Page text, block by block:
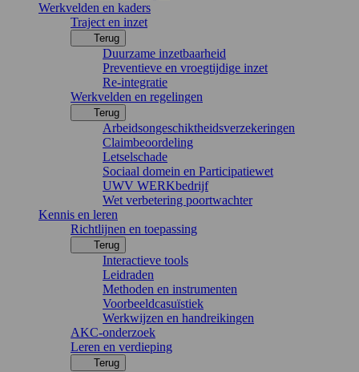
Werkvelden en kaders
Traject en inzet
Terug
Duurzame inzetbaarheid
Preventieve en vroegtijdige inzet
Re-integratie
Werkvelden en regelingen
Terug
Arbeidsongeschiktheidsverzekeringen
Claimbeoordeling
Letselschade
Sociaal domein en Participatiewet
UWV WERKbedrijf
Wet verbetering poortwachter
Kennis en leren
Richtlijnen en toepassing
Terug
Interactieve tools
Leidraden
Methoden en instrumenten
Voorbeeldcasuïstiek
Werkwijzen en handreikingen
AKC-onderzoek
Leren en verdieping
Terug